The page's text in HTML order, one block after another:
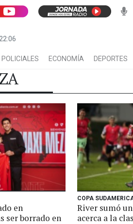
POLICIALES ECONOMÍA DEPORTES
en
ser borrado en
COPA
River sumó
acerca a la